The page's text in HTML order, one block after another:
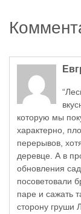
которую мы
характерно,
перерывов,
деревце. А в
обновления
посоветовали
паре и сажать
сторону груши